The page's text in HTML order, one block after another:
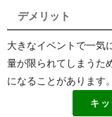
デメリット
大きなイベントで一気
量が限られてしまうた
になることがあります。
キ